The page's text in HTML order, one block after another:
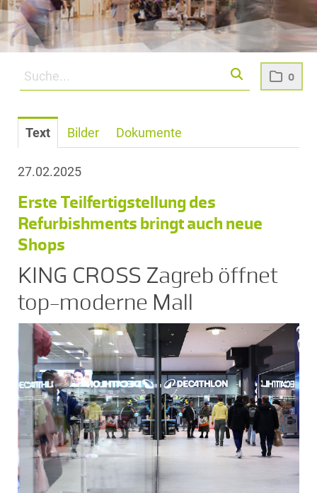
0
Text Bilder Dokumente
27.02.2025
Erste Teilfertigstellung des
Refurbishments bringt auch neue
Shops
KING CROSS Zagreb öffnet
top-moderne Mall